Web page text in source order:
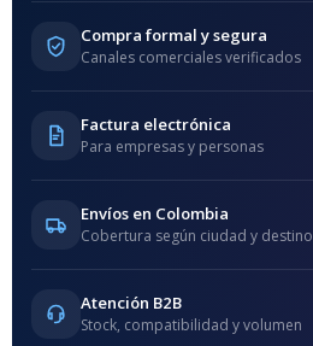
Compra formal y segura
Canales comerciales verificados
Factura electrónica
Para empresas y personas
Envíos en Colombia
Cobertura según ciudad y destino
Atención B2B
Stock, compatibilidad y volumen